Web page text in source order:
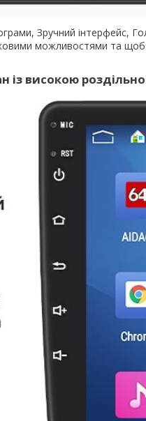
Зручний інтерфейс,
можливостями та
із високою